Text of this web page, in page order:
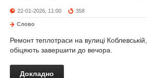
22-01-2026, 11:00 358
Слово
Ремонт теплотраси на вулиці Коблевській,
обіцяють завершити до вечора.
Докладно